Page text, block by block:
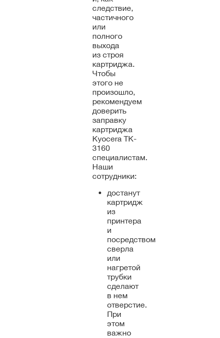
следствие,
частичного
или
полного
выхода
из строя
картриджа.
Чтобы
этого не
произошло,
рекомендуем
доверить
заправку
картриджа
Kyocera TK-
3160
специалистам.
Наши
сотрудники:
достанут
картридж
из
принтера
и
посредством
сверла
или
нагретой
трубки
сделают
в нем
отверстие.
При
этом
важно